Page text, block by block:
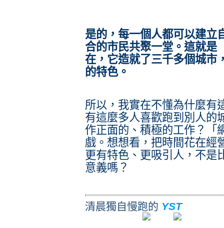
是的，每一個人都可以建立
合的市民共聚一堂。這就是
在，它造就了三千多個城市
的特色。
所以，我實在不懂為什麼有
有這麼多人喜歡跑到別人的
作正面的、積極的工作？「
戲。想想看，把時間花在經
更有特色、更吸引人，不是
意義嗎？
清晨獨自慢跑的 YST